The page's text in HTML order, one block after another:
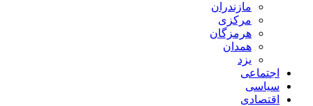
مازندران
مرکزی
هرمزگان
همدان
یزد
اجتماعی
سیاسی
اقتصادی